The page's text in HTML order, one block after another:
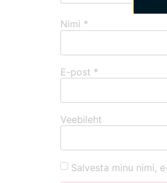
Nimi *
E-post *
Veebileht
Salvesta minu nimi,